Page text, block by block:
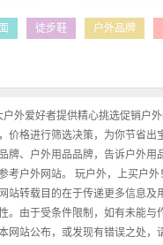
徒步鞋 户外品牌
户外爱好者提供精心挑选促销户
价格进行筛选决策，为你节省出
牌、户外用品品牌，告诉户外用
考户外网站。 玩户外，上买户
站转载目的在于传递更多信息及
。由于受条件限制，如有未能与
网站公布，或发现有错误之处，